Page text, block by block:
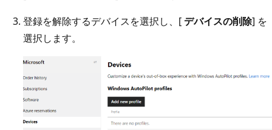
登録を解除するデバイスを選択し、[ デバイスの削除] を
選択します。